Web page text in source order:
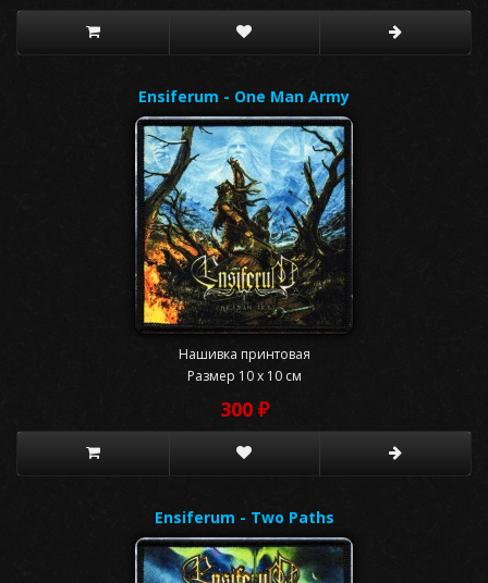
Ensiferum - One Man Army
Нашивка принтовая
Размер 10 x 10 см
300 ₽
Ensiferum - Two Paths